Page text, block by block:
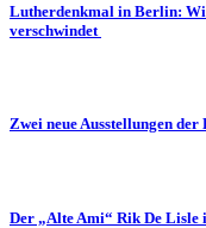
Lutherdenkmal in Berlin:
verschwindet
Zwei neue Ausstellungen
Der „Alte Ami“ Rik De Lisle